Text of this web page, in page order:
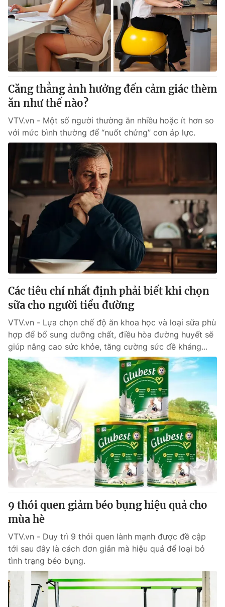
Căng thẳng ảnh hưởng đến cảm giác thèm
ăn như thế nào?
VTV.vn - Một số người thường ăn nhiều hoặc ít hơn so
với mức bình thường để “nuốt chửng” cơn áp lực.
Các tiêu chí nhất định phải biết khi chọn
sữa cho người tiểu đường
VTV.vn - Lựa chọn chế độ ăn khoa học và loại sữa phù
hợp để bổ sung dưỡng chất, điều hòa đường huyết sẽ
giúp nâng cao sức khỏe, tăng cường sức đề kháng...
9 thói quen giảm béo bụng hiệu quả cho
mùa hè
VTV.vn - Duy trì 9 thói quen lành mạnh được đề cập
tới sau đây là cách đơn giản mà hiệu quả để loại bỏ
tình trạng béo bụng.